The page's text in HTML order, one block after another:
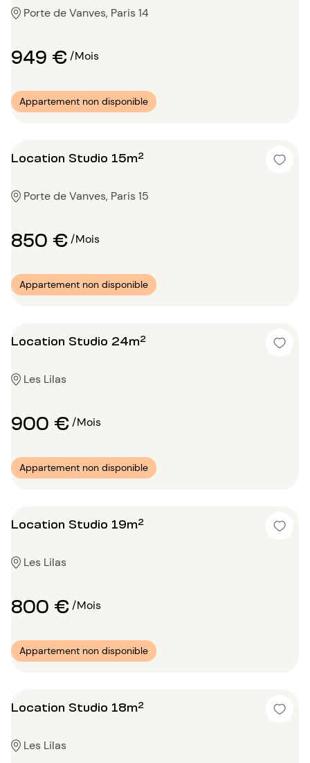
Porte de Vanves, Paris 14
949 €/Mois
Appartement non disponible
Location Studio 15m²
Porte de Vanves, Paris 15
850 €/Mois
Appartement non disponible
Location Studio 24m²
Les Lilas
900 €/Mois
Appartement non disponible
Location Studio 19m²
Les Lilas
800 €/Mois
Appartement non disponible
Location Studio 18m²
Les Lilas